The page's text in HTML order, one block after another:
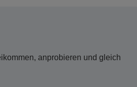
anprobieren und gleich